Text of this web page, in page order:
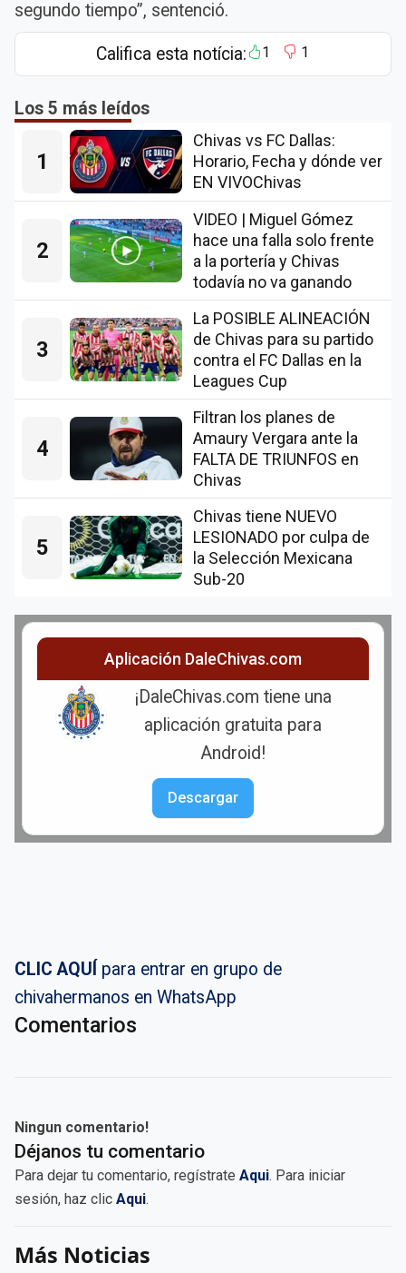
segundo tiempo”, sentenció.
Califica esta notícia: 1 1
Los 5 más leídos
1
Chivas vs FC Dallas:
Horario, Fecha y dónde ver
EN VIVOChivas
2
VIDEO | Miguel Gómez
hace una falla solo frente
a la portería y Chivas
todavía no va ganando
3
La POSIBLE ALINEACIÓN
de Chivas para su partido
contra el FC Dallas en la
Leagues Cup
4
Filtran los planes de
Amaury Vergara ante la
FALTA DE TRIUNFOS en
Chivas
5
Chivas tiene NUEVO
LESIONADO por culpa de
la Selección Mexicana
Sub-20
Aplicación DaleChivas.com
¡DaleChivas.com tiene una
aplicación gratuita para
Android!
Descargar
CLIC AQUÍ para entrar en grupo de
chivahermanos en WhatsApp
Comentarios
Ningun comentario!
Déjanos tu comentario
Para dejar tu comentario, regístrate Aqui. Para iniciar
sesión, haz clic Aqui.
Más Noticias